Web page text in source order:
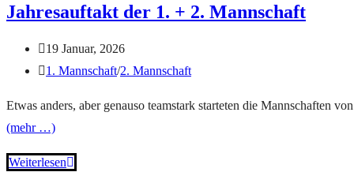
Jahresauftakt der 1. + 2. Mannschaft
19 Januar, 2026
1. Mannschaft/2. Mannschaft
Etwas anders, aber genauso teamstark starteten die Mannschaften
(mehr …)
Weiterlesen